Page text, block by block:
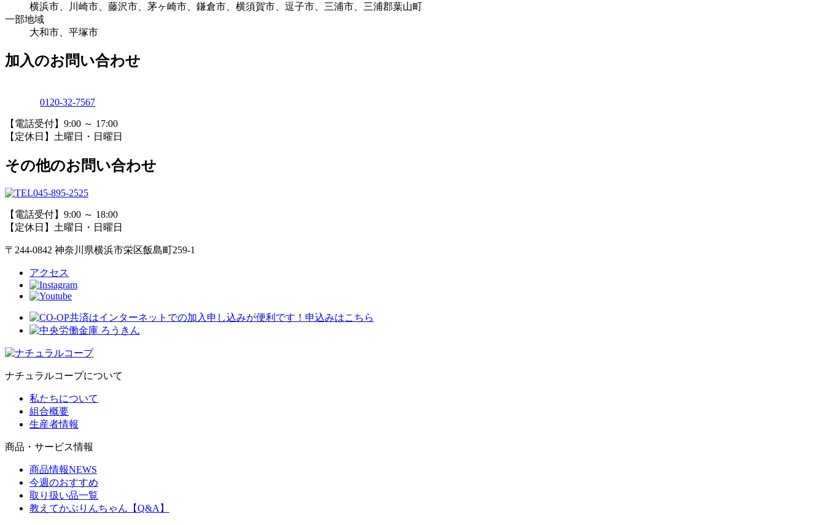
横浜市、川崎市、藤沢市、茅ヶ崎市、鎌倉市、横須賀市、逗子市、三浦市、三浦郡葉山町
一部地域
大和市、平塚市
加入のお問い合わせ
0120-32-7567
【電話受付】9:00 ～ 17:00
【定休日】土曜日・日曜日
その他のお問い合わせ
045-895-2525
【電話受付】9:00 ～ 18:00
【定休日】土曜日・日曜日
〒244-0842 神奈川県横浜市栄区飯島町259-1
アクセス
ナチュラルコープについて
私たちについて
組合概要
生産者情報
商品・サービス情報
商品情報NEWS
今週のおすすめ
取り扱い品一覧
教えてかぶりんちゃん【Q&A】